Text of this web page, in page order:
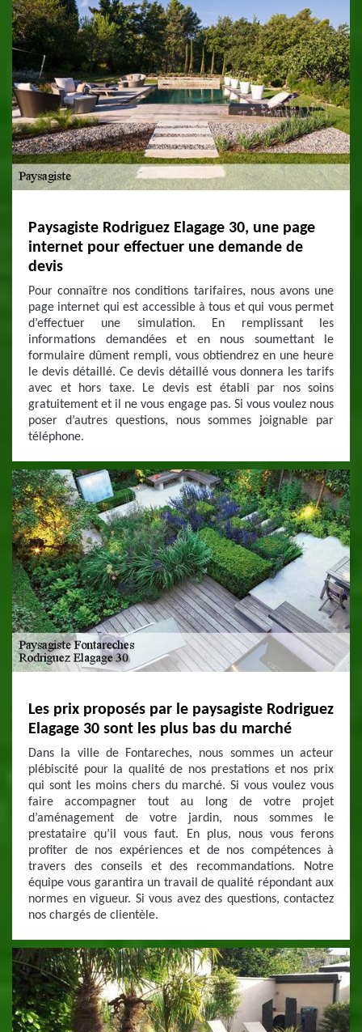
Paysagiste Rodriguez Elagage 30, une page
internet pour effectuer une demande de
devis
Pour connaître nos conditions tarifaires, nous avons une
page internet qui est accessible à tous et qui vous permet
d’effectuer une simulation. En remplissant les
informations demandées et en nous soumettant le
formulaire dûment rempli, vous obtiendrez en une heure
le devis détaillé. Ce devis détaillé vous donnera les tarifs
avec et hors taxe. Le devis est établi par nos soins
gratuitement et il ne vous engage pas. Si vous voulez nous
poser d’autres questions, nous sommes joignable par
téléphone.
Les prix proposés par le paysagiste Rodriguez
Elagage 30 sont les plus bas du marché
Dans la ville de Fontareches, nous sommes un acteur
plébiscité pour la qualité de nos prestations et nos prix
qui sont les moins chers du marché. Si vous voulez vous
faire accompagner tout au long de votre projet
d’aménagement de votre jardin, nous sommes le
prestataire qu’il vous faut. En plus, nous vous ferons
profiter de nos expériences et de nos compétences à
travers des conseils et des recommandations. Notre
équipe vous garantira un travail de qualité répondant aux
normes en vigueur. Si vous avez des questions, contactez
nos chargés de clientèle.